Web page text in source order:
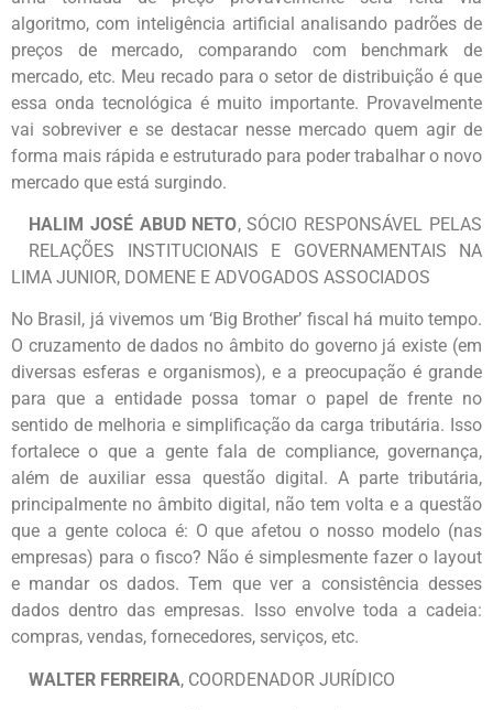
algoritmo, com inteligência artificial analisando padrões de
preços de mercado, comparando com benchmark de
mercado, etc. Meu recado para o setor de distribuição é que
essa onda tecnológica é muito importante. Provavelmente
vai sobreviver e se destacar nesse mercado quem agir de
forma mais rápida e estruturado para poder trabalhar o novo
mercado que está surgindo.
HALIM JOSÉ ABUD NETO, SÓCIO RESPONSÁVEL PELAS
RELAÇÕES INSTITUCIONAIS E GOVERNAMENTAIS NA
LIMA JUNIOR, DOMENE E ADVOGADOS ASSOCIADOS
No Brasil, já vivemos um ‘Big Brother’ fiscal há muito tempo.
O cruzamento de dados no âmbito do governo já existe (em
diversas esferas e organismos), e a preocupação é grande
para que a entidade possa tomar o papel de frente no
sentido de melhoria e simplificação da carga tributária. Isso
fortalece o que a gente fala de compliance, governança,
além de auxiliar essa questão digital. A parte tributária,
principalmente no âmbito digital, não tem volta e a questão
que a gente coloca é: O que afetou o nosso modelo (nas
empresas) para o fisco? Não é simplesmente fazer o layout
e mandar os dados. Tem que ver a consistência desses
dados dentro das empresas. Isso envolve toda a cadeia:
compras, vendas, fornecedores, serviços, etc.
WALTER FERREIRA, COORDENADOR JURÍDICO